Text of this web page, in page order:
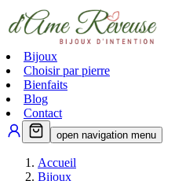
Bijoux
Choisir par pierre
Bienfaits
Blog
Contact
open navigation menu
Accueil
Bijoux